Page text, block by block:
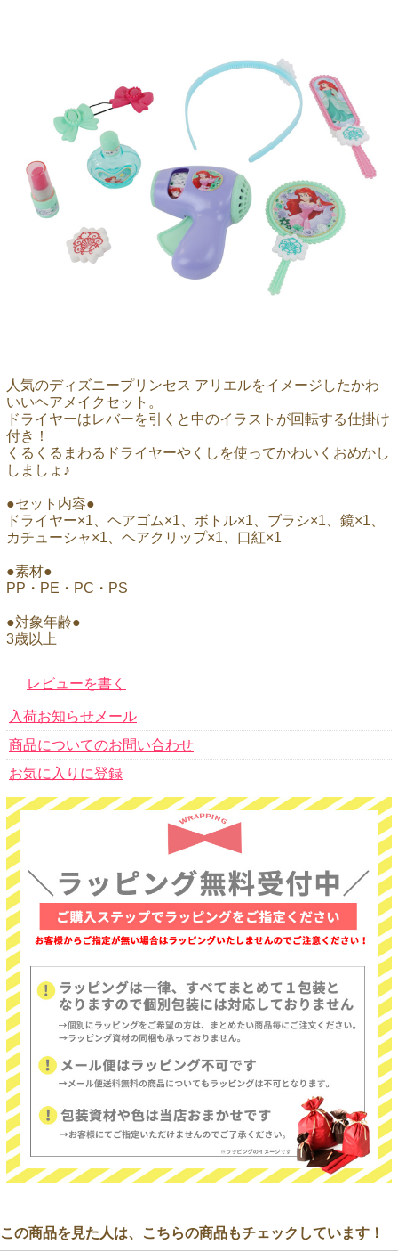
人気のディズニープリンセス アリエルをイメージしたかわ
いいヘアメイクセット。
ドライヤーはレバーを引くと中のイラストが回転する仕掛け
付き！
くるくるまわるドライヤーやくしを使ってかわいくおめかし
しましょ♪
●セット内容●
ドライヤー×1、ヘアゴム×1、ボトル×1、ブラシ×1、鏡×1、
カチューシャ×1、ヘアクリップ×1、口紅×1
●素材●
PP・PE・PC・PS
●対象年齢●
3歳以上
レビューを書く
入荷お知らせメール
商品についてのお問い合わせ
お気に入りに登録
この商品を見た人は、こちらの商品もチェックしています！